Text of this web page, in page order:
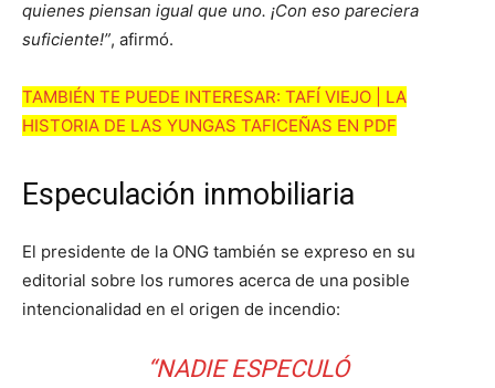
quienes piensan igual que uno. ¡Con eso pareciera
suficiente!”, afirmó.
TAMBIÉN TE PUEDE INTERESAR: TAFÍ VIEJO | LA
HISTORIA DE LAS YUNGAS TAFICEÑAS EN PDF
Especulación inmobiliaria
El presidente de la ONG también se expreso en su
editorial sobre los rumores acerca de una posible
intencionalidad en el origen de incendio:
“NADIE ESPECULÓ